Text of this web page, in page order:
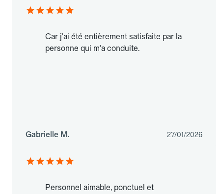
Car j'ai été entièrement satisfaite par la
personne qui m'a conduite.
Gabrielle M. 27/01/2026
Personnel aimable, ponctuel et